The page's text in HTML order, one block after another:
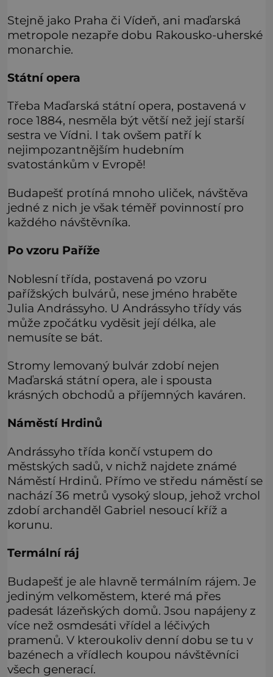
Stejně jako Praha či Vídeň, ani maďarská
metropole nezapře dobu Rakousko-uherské
monarchie.
Státní opera
Třeba Maďarská státní opera, postavená v
roce 1884, nesměla být větší než její starší
sestra ve Vídni. I tak ovšem patří k
nejimpozantnějším hudebním
svatostánkům v Evropě!
Budapešť protíná mnoho uliček, návštěva
jedné z nich je však téměř povinností pro
každého návštěvníka.
Po vzoru Paříže
Noblesní třída, postavená po vzoru
pařížských bulvárů, nese jméno hraběte
Julia Andrássyho. U Andrássyho třídy vás
může zpočátku vyděsit její délka, ale
nemusíte se bát.
Stromy lemovaný bulvár zdobí nejen
Maďarská státní opera, ale i spousta
krásných obchodů a příjemných kaváren.
Náměstí Hrdinů
Andrássyho třída končí vstupem do
městských sadů, v nichž najdete známé
Náměstí Hrdinů. Přímo ve středu náměstí se
nachází 36 metrů vysoký sloup, jehož vrchol
zdobí archanděl Gabriel nesoucí kříž a
korunu.
Termální ráj
Budapešť je ale hlavně termálním rájem. Je
jediným velkoměstem, které má přes
padesát lázeňských domů. Jsou napájeny z
více než osmdesáti vřídel a léčivých
pramenů. V kteroukoliv denní dobu se tu v
bazénech a vřídlech koupou návštěvníci
všech generací.